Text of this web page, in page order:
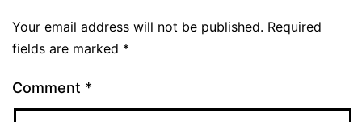
Your email address will not be published. Required
fields are marked *
Comment *